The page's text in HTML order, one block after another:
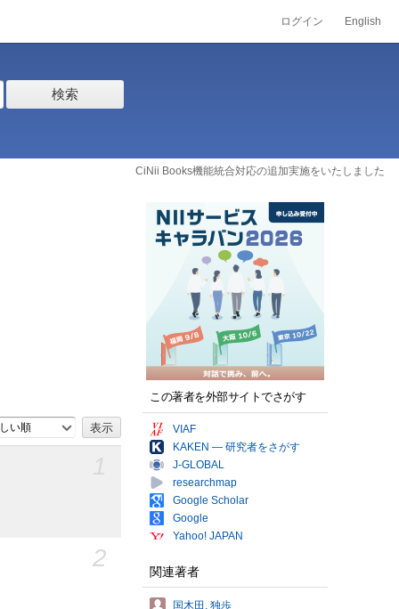
ログイン English
検索
CiNii Books機能統合対応の追加実施をいたしました
い順
2
この著者を外部サイトでさがす
VIAF
KAKEN — 研究者をさがす
J-GLOBAL
researchmap
Google Scholar
Google
Yahoo! JAPAN
関連著者
国木田, 独歩